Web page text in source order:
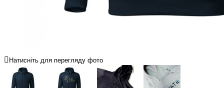
Натисніть для перегляду фото